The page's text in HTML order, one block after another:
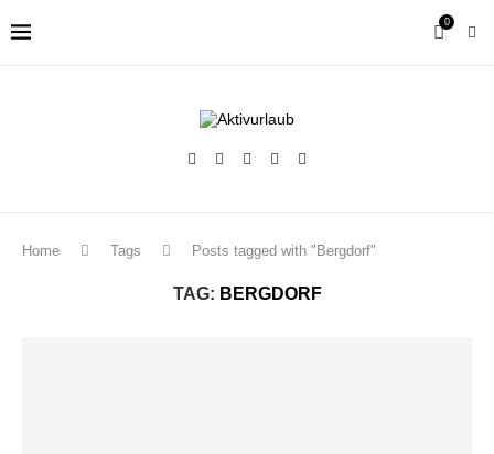
0
Home Tags Posts tagged with "Bergdorf"
TAG: BERGDORF